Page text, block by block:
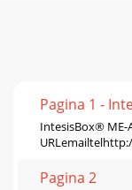
Pagina 1 -
IntesisBox® ME-
Pagina 2